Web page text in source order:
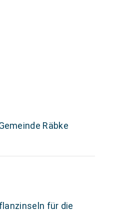
Räbke
für die